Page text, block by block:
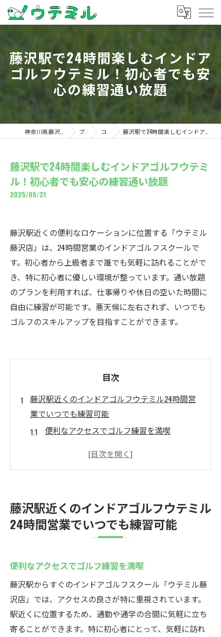
藤沢駅で24時間楽しむインドア
ゴルフウテミル！初心者でも安
心の練習通い放題
ブログ コラム 藤沢駅で24時間楽しむインドアゴルフウテミル！初心者でも安心の練習通い放題
藤沢駅で24時間楽しむインドアゴルフウテミ
ル！初心者でも安心の練習通い放題
2025/05/21
藤沢駅近くの便利なロケーションに位置する「ウテミル
藤沢店」は、24時間営業のインドアゴルフスクールで
す。初心者から上級者まで誰でも気軽に訪れることがで
き、特に初心者に優しい環境が整っています。通い放題
のプランを利用すれば、仕事帰りや休日の空いた時間に
自由に練習が可能です。悪天候に左右されず、いつでも
ゴルフのスキルアップを目指すことができます。
目次
藤沢駅近くのインドアゴルフウテミル24時間営
業でいつでも練習可能
便利なアクセスでゴルフ練習を満喫
深夜でも安心のセキュリティ対策
充実した施設でストレスなく練習
初心者に優しいウテミル藤沢店の通い放題プラ
初心者向けの特別プログラム
自由な通い放題プランの活用法
初めてでも安心のサポート体制
初心者にオススメの練習メニュー
藤沢でゴルフを始めるならウテミル
藤沢駅近くのインドアゴルフウテミル
24時間営業でいつでも練習可能
便利なアクセスでゴルフ練習を満喫
藤沢駅からすぐのインドアゴルフスクール「ウテミル藤
沢店」では、アクセスの良さが特に重視されています。
駅近くに位置するため、通勤や通学の合間に気軽に立ち
寄ることができます。特に初心者にとって、気軽に訪れ